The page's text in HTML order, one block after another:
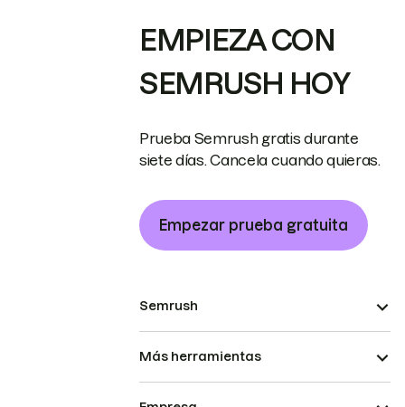
EMPIEZA CON
SEMRUSH HOY
Prueba Semrush gratis durante
siete días. Cancela cuando quieras.
Empezar prueba gratuita
Semrush
Más herramientas